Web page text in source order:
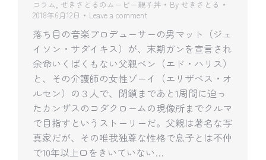
コラム せきさとるのムービー親子丼 By せきさとる
2018年6月12日
Leave a comment
落ち目の音楽プロデューサーの男マット（ジェ
イソン・サダイキス）が、末期ガンを宣言され
余命いくばくもない父親ベン（エド・ハリス）
と、その介護師の女性ゾーイ（エリザベス・オ
ルセン）の３人で、閉鎖まであと1周間に迫っ
たカンザスのコダクロームの現像所までクルマ
で目指すというストーリーだ。父親は著名な写
真家だが、その唯我独尊な性格で息子とは不仲
で10年以上口をきいていない…